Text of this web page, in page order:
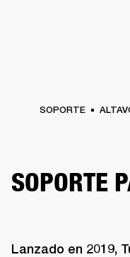
SOPORTE
SOPORTE
Lanzado en 2019,